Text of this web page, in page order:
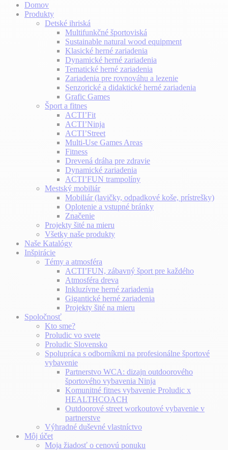
Domov
Produkty
Detské ihriská
Multifunkčné športoviská
Sustainable natural wood equipment
Klasické herné zariadenia
Dynamické herné zariadenia
Tematické herné zariadenia
Zariadenia pre rovnováhu a lezenie
Senzorické a didaktické herné zariadenia
Grafic Games
Šport a fitnes
ACTI’Fit
ACTI’Ninja
ACTI’Street
Multi-Use Games Areas
Fitness
Drevená dráha pre zdravie
Dynamické zariadenia
ACTI’FUN trampolíny
Mestský mobiliár
Mobiliár (lavičky, odpadkové koše, prístrešky)
Oplotenie a vstupné bránky
Značenie
Projekty šité na mieru
Všetky naše produkty
Naše Katalógy
Inšpirácie
Témy a atmosféra
ACTI’FUN, zábavný šport pre každého
Atmosféra dreva
Inkluzívne herné zariadenia
Gigantické herné zariadenia
Projekty šité na mieru
Spoločnosť
Kto sme?
Proludic vo svete
Proludic Slovensko
Spolupráca s odborníkmi na profesionálne športové
vybavenie
Partnerstvo WCA: dizajn outdoorového
športového vybavenia Ninja
Komunitné fitnes vybavenie Proludic x
HEALTHCOACH
Outdoorové street workoutové vybavenie v
partnerstve
Výhradné duševné vlastníctvo
Môj účet
Moja žiadosť o cenovú ponuku